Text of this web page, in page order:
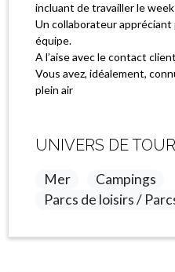
incluant de travailler le
Un collaborateur
équipe.
A l’aise avec le contact client
Vous avez, idéalement,
plein air
UNIVERS DE
Mer
Campings
Parcs de loisirs /